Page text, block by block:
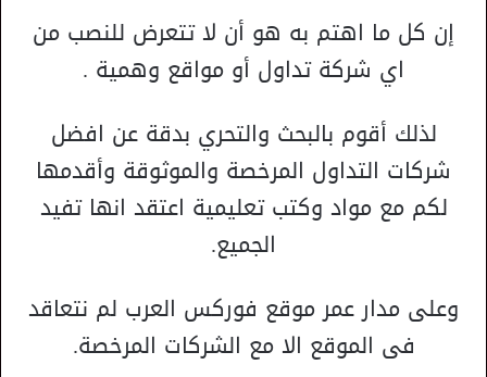
إن كل ما اهتم به هو أن لا تتعرض للنصب من
اي شركة تداول أو مواقع وهمية .
لذلك أقوم بالبحث والتحري بدقة عن افضل
شركات التداول المرخصة والموثوقة وأقدمها
لكم مع مواد وكتب تعليمية اعتقد انها تفيد
الجميع.
وعلى مدار عمر موقع فوركس العرب لم نتعاقد
فى الموقع الا مع الشركات المرخصة.